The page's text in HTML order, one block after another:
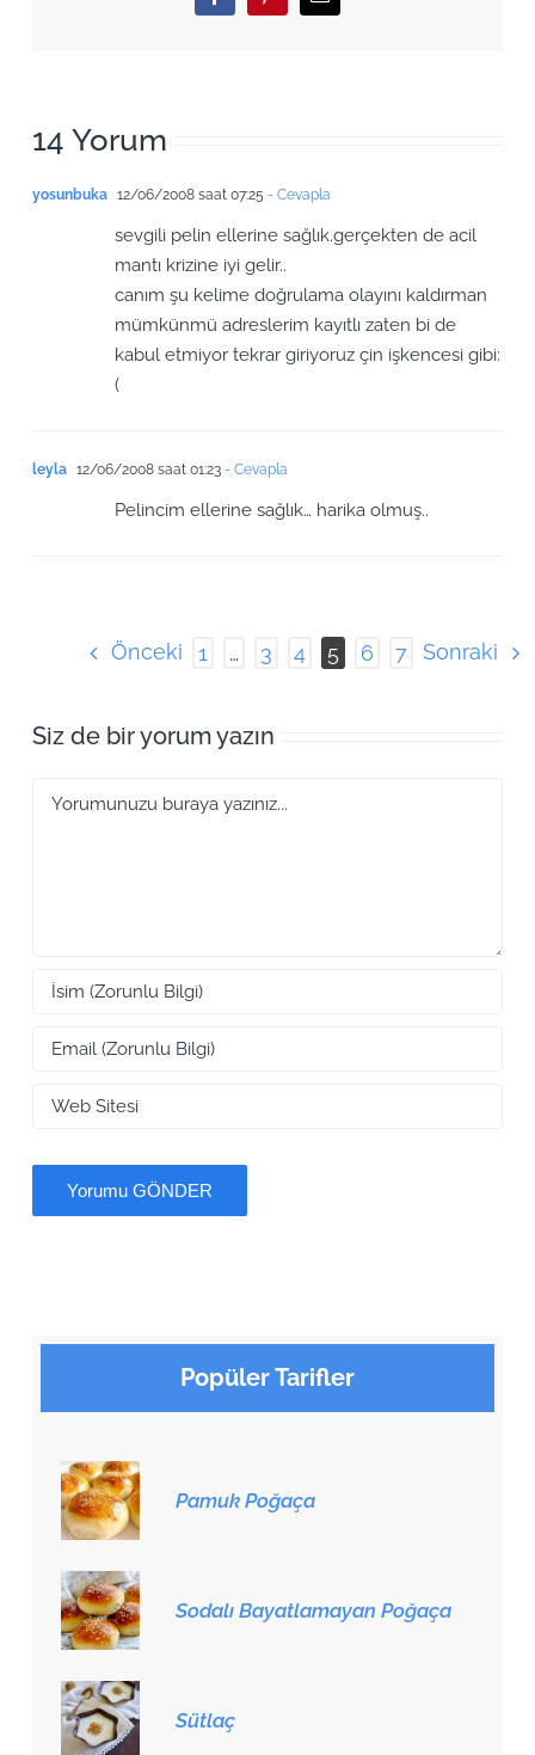
14 Yorum
yosunbuka 12/06/2008 saat 07:25 - Cevapla
sevgili pelin ellerine sağlık.gerçekten de acil
mantı krizine iyi gelir..
canım şu kelime doğrulama olayını kaldırman
mümkünmü adreslerim kayıtlı zaten bi de
kabul etmiyor tekrar giriyoruz çin işkencesi gibi:
(
leyla 12/06/2008 saat 01:23- Cevapla
Pelincim ellerine sağlık… harika olmuş..
Önceki 1 … 3 4 5 6 7 Sonraki
Siz de bir yorum yazın
Popüler Tarifler
Pamuk Poğaça
Sodalı Bayatlamayan Poğaça
Sütlaç